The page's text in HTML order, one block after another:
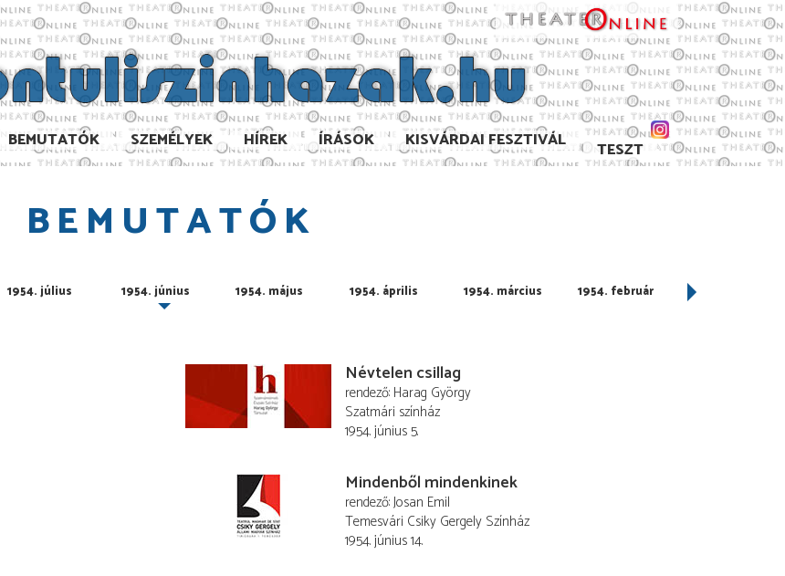
BEMUTATÓK SZEMÉLYEK HÍREK ÍRÁSOK KISVÁRDAI FESZTIVÁL TESZT
BEMUTATÓK
1954. július 1954. június 1954. május 1954. április 1954. március 1954. február 1954. január
Névtelen csillag
rendező Harag György
Szatmári színház
1954. június 5.
Mindenből mindenkinek
rendező Josan Emil
Temesvári Csiky Gergely Színház
1954. június 14.